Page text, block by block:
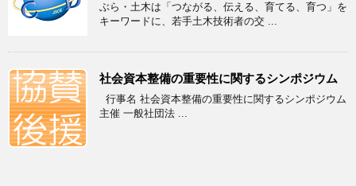
ぶら・土木は「つながる、伝える、育てる、育つ」を
キーワードに、若手土木技術者の交 ...
社会資本整備の重要性に関するシンポジウム
行事名 社会資本整備の重要性に関するシンポジウム
主催 一般社団法 ...